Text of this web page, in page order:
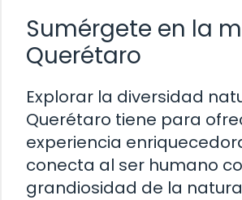
Sumérgete en la
Querétaro
Explorar la diversidad
Querétaro tiene para
experiencia
conecta al ser humano
grandiosidad de la